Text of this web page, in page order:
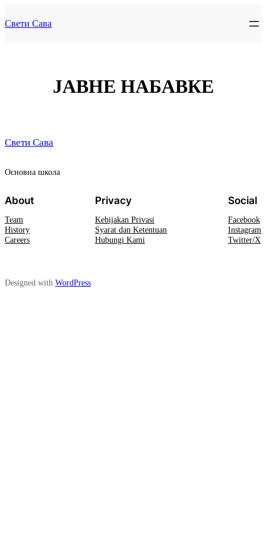
ke
konten
Свети Сава
ЈАВНЕ НАБАВКЕ
Свети Сава
Oсновна школа
About
Team
History
Careers
Privacy
Kebijakan Privasi
Syarat dan Ketentuan
Hubungi Kami
Social
Facebook
Instagram
Twitter/X
Designed with WordPress